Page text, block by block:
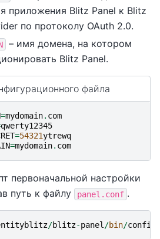
приложения Blitz Panel к Blitz
по протоколу OAuth 2.0.
– имя домена, на котором
Blitz Panel.
файла
=mydomain. com
qwerty12345
=54321ytrewq
=mydomain. com
первоначальной настройки
путь к файлу
panel.conf .
/blitz-panel/bin/